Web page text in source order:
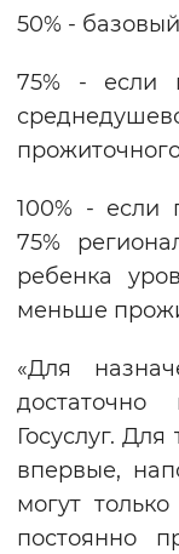
50% -
75% - если
100% - если
75%
ребенка
меньше
«Для
Госуслуг.
впервые,
могут
постоянно